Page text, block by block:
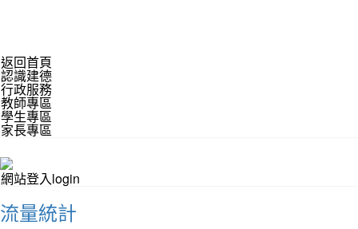
返回首頁
認識建德
行政服務
教師專區
學生專區
家長專區
網站登入login
流量統計